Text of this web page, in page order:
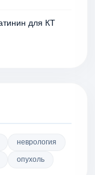
для КТ
неврология
опухоль